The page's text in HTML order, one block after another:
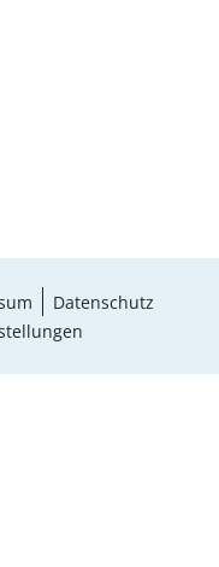
Datenschutz